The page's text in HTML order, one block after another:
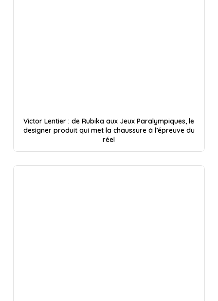
Victor Lentier : de Rubika aux Jeux Paralympiques, le
designer produit qui met la chaussure à l’épreuve du
réel